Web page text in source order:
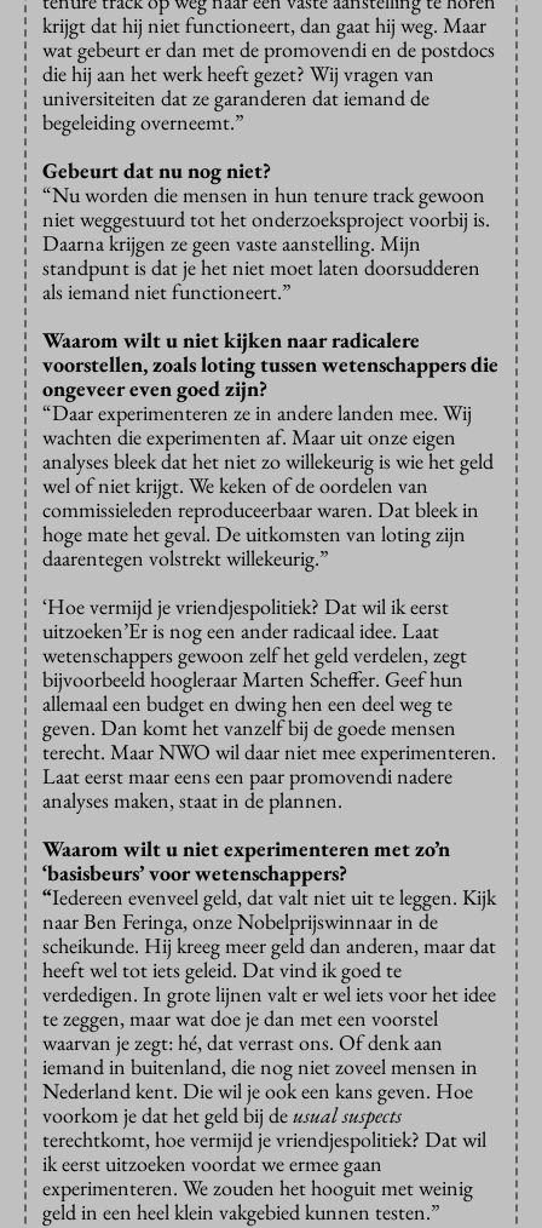
krijgt dat hij niet functioneert, dan gaat hij weg. Maar
wat gebeurt er dan met de promovendi en de postdocs
die hij aan het werk heeft gezet? Wij vragen van
universiteiten dat ze garanderen dat iemand de
begeleiding overneemt.”
Gebeurt dat nu nog niet?
“Nu worden die mensen in hun tenure track gewoon
niet weggestuurd tot het onderzoeksproject voorbij is.
Daarna krijgen ze geen vaste aanstelling. Mijn
standpunt is dat je het niet moet laten doorsudderen
als iemand niet functioneert.”
Waarom wilt u niet kijken naar radicalere
voorstellen, zoals loting tussen wetenschappers die
ongeveer even goed zijn?
“Daar experimenteren ze in andere landen mee. Wij
wachten die experimenten af. Maar uit onze eigen
analyses bleek dat het niet zo willekeurig is wie het geld
wel of niet krijgt. We keken of de oordelen van
commissieleden reproduceerbaar waren. Dat bleek in
hoge mate het geval. De uitkomsten van loting zijn
daarentegen volstrekt willekeurig.”
‘Hoe vermijd je vriendjespolitiek? Dat wil ik eerst
uitzoeken’Er is nog een ander radicaal idee. Laat
wetenschappers gewoon zelf het geld verdelen, zegt
bijvoorbeeld hoogleraar Marten Scheffer. Geef hun
allemaal een budget en dwing hen een deel weg te
geven. Dan komt het vanzelf bij de goede mensen
terecht. Maar NWO wil daar niet mee experimenteren.
Laat eerst maar eens een paar promovendi nadere
analyses maken, staat in de plannen.
Waarom wilt u niet experimenteren met zo’n
‘basisbeurs’ voor wetenschappers?
“Iedereen evenveel geld, dat valt niet uit te leggen. Kijk
naar Ben Feringa, onze Nobelprijswinnaar in de
scheikunde. Hij kreeg meer geld dan anderen, maar dat
heeft wel tot iets geleid. Dat vind ik goed te
verdedigen. In grote lijnen valt er wel iets voor het idee
te zeggen, maar wat doe je dan met een voorstel
waarvan je zegt: hé, dat verrast ons. Of denk aan
iemand in buitenland, die nog niet zoveel mensen in
Nederland kent. Die wil je ook een kans geven. Hoe
voorkom je dat het geld bij deusual suspects
terechtkomt, hoe vermijd je vriendjespolitiek? Dat wil
ik eerst uitzoeken voordat we ermee gaan
experimenteren. We zouden het hooguit met weinig
geld in een heel klein vakgebied kunnen testen.”